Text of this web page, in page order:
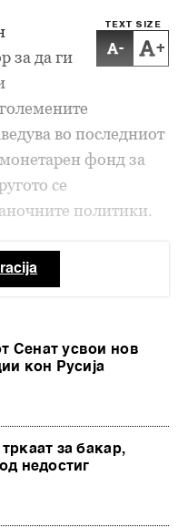
TEXT SIZE
- +
за да ги
во последниот
фонд за
се
политики.
Сенат усвои нов
кон Русија
за бакар,
недостиг